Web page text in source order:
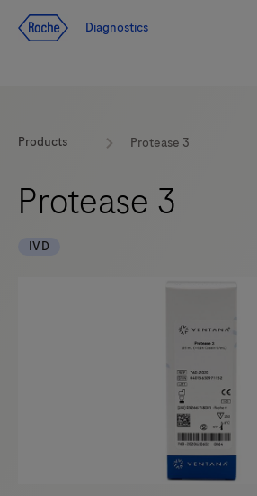
Diagnostics
Products Protease 3
Protease 3
IVD